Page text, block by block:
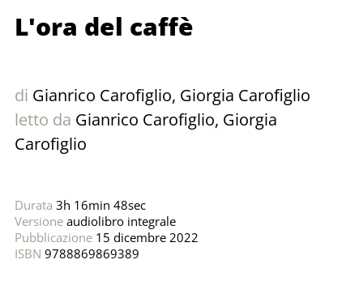
L'ora del caffè
di Gianrico Carofiglio, Giorgia Carofiglio
letto da Gianrico Carofiglio, Giorgia
Carofiglio
Durata 3h 16min 48sec
Versioneaudiolibro integrale
Pubblicazione15 dicembre 2022
ISBN 9788869869389